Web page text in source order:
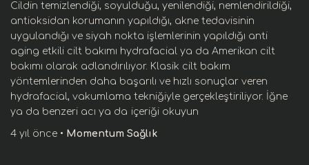
Cildin temizlendiği, soyulduğu, yenilendiği, nemlendirildiği,
antioksidan korumanın yapıldığı, akne tedavisinin
uygulandığı ve siyah nokta işlemlerinin yapıldığı anti
aging etkili cilt bakımı hydrafacial ya da Amerikan cilt
bakımı olarak adlandırılıyor. Klasik cilt bakım
yöntemlerinden daha başarılı ve hızlı sonuçlar veren
hydrafacial, vakumlama tekniğiyle gerçekleştiriliyor. İğne
ya da benzeri acı ya da içeriği okuyun
4 yıl önce • Momentum Sağlık